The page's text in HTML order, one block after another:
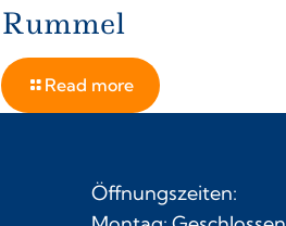
Rummel
Read more
Öffnungszeiten: